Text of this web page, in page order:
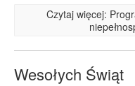
Czytaj więcej:
Wesołych Świąt